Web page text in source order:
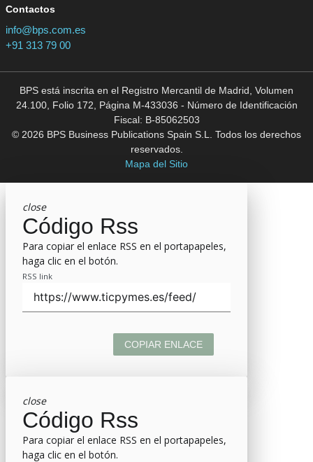
Contactos
info@bps.com.es
+91 313 79 00
BPS está inscrita en el Registro Mercantil de Madrid, Volumen
24.100, Folio 172, Página M-433036 - Número de Identificación
Fiscal: B-85062503
© 2026 BPS Business Publications Spain S.L. Todos los derechos
reservados.
Mapa del Sitio
close
Código Rss
Para copiar el enlace RSS en el portapapeles,
haga clic en el botón.
RSS link
COPIAR ENLACE
close
Código Rss
Para copiar el enlace RSS en el portapapeles,
haga clic en el botón.